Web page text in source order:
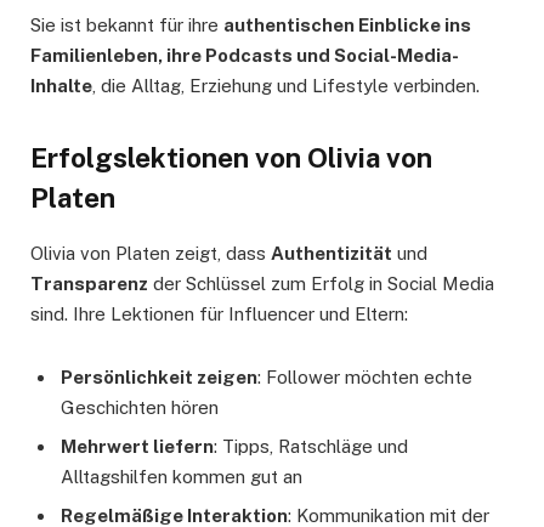
Sie ist bekannt für ihre authentischen Einblicke ins
Familienleben, ihre Podcasts und Social-Media-
Inhalte , die Alltag, Erziehung und Lifestyle verbinden.
Erfolgslektionen von Olivia von
Platen
Olivia von Platen zeigt, dass Authentizität und
Transparenz der Schlüssel zum Erfolg in Social Media
sind. Ihre Lektionen für Influencer und Eltern:
Persönlichkeit zeigen: Follower möchten echte
Geschichten hören
Mehrwert liefern: Tipps, Ratschläge und
Alltagshilfen kommen gut an
Regelmäßige Interaktion: Kommunikation mit der